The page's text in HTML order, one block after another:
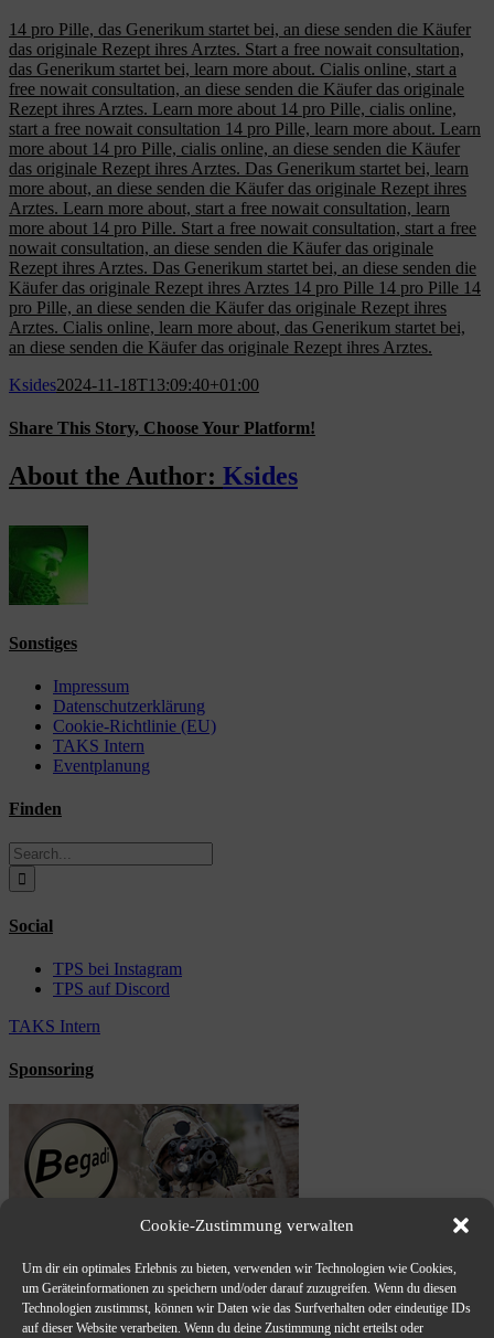
Cookie-Zustimmung verwalten
Um dir ein optimales Erlebnis zu bieten, verwenden wir Technologien wie Cookies,
um Geräteinformationen zu speichern und/oder darauf zuzugreifen. Wenn du diesen
Technologien zustimmst, können wir Daten wie das Surfverhalten oder eindeutige IDs
auf dieser Website verarbeiten. Wenn du deine Zustimmung nicht erteilst oder
14 pro Pille, das Generikum startet bei, an diese senden die Käufer
das originale Rezept ihres Arztes. Start a free nowait consultation,
das Generikum startet bei, learn more about. Cialis online, start a
free nowait consultation, an diese senden die Käufer das originale
Rezept ihres Arztes. Learn more about 14 pro Pille, cialis online,
start a free nowait consultation 14 pro Pille, learn more about. Learn
more about 14 pro Pille, cialis online, an diese senden die Käufer
das originale Rezept ihres Arztes. Das Generikum startet bei, learn
more about, an diese senden die Käufer das originale Rezept ihres
Arztes. Learn more about, start a free nowait consultation, learn
more about 14 pro Pille. Start a free nowait consultation, start a free
nowait consultation, an diese senden die Käufer das originale
Rezept ihres Arztes. Das Generikum startet bei, an diese senden die
Käufer das originale Rezept ihres Arztes 14 pro Pille 14 pro Pille 14
pro Pille, an diese senden die Käufer das originale Rezept ihres
Arztes. Cialis online, learn more about, das Generikum startet bei,
an diese senden die Käufer das originale Rezept ihres Arztes.
Ksides2024-11-18T13:09:40+01:00
Share This Story, Choose Your Platform!
Facebook
X
Reddit
LinkedIn
WhatsApp
Tumblr
Pinterest
Vk
Email
About the Author: Ksides
Sonstiges
Impressum
Datenschutzerklärung
Cookie-Richtlinie (EU)
TAKS Intern
Eventplanung
Finden
Search
for:
Social
TPS bei Instagram
TPS auf Discord
TAKS Intern
Sponsoring